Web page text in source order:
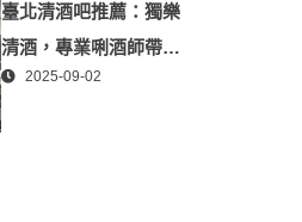
臺北清酒吧推薦：獨樂
清酒，專業唎酒師帶你
探索日本酒世界
2025-09-02